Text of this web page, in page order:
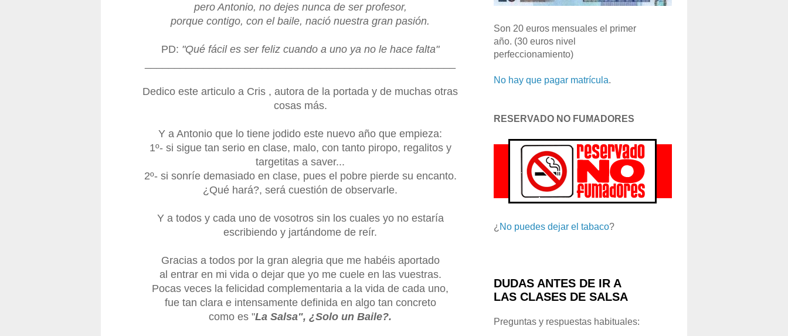
pero Antonio, no dejes nunca de ser profesor,
porque contigo, con el baile, nació nuestra gran pasión.
PD: "Qué fáciles ser feliz cuando a uno ya no le hace falta"
Dedico este articulo a Cris , autora de la portada y de muchas otras
cosas más.
Y a Antonio que lo tiene jodido este nuevo año que empieza:
1º- si sigue tan serio en clase, malo, con tanto piropo, regalitosy
targetitas a saver...
2º- si sonríe demasiado en clase, pues el pobre pierde su encanto.
¿Qué hará?, será cuestión de observarle.
Y a todos y cada uno de vosotros sin los cuales yo no estaría
escribiendo y jartándome de reír.
Gracias a todos por la gran alegria que me habéis aportado
al entrar en mi vida o dejar que yo me cuele en las vuestras.
Pocas veces la felicidad complementaria a la vida de cada uno,
fue tan clara e intensamente definida en algo tan concreto
como es "La Salsa", ¿Solo un Baile?.
Son 20 euros mensuales el primer
año. (30 euros nivel
perfeccionamiento)
No hay que pagar matrícula.
RESERVADO NO FUMADORES
¿ No puedes dejar el tabaco?
DUDAS ANTES DE IR A
LAS CLASES DE SALSA
Preguntas y respuestas habituales: